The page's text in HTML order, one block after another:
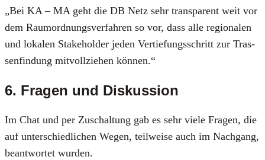
„Bei KA – MA geht die DB Netz sehr trans­pa­rent weit vor
dem Raum­ord­nungs­ver­fah­ren so vor, dass alle regio­na­len
und loka­len Stake­hol­der jeden Ver­tie­fungs­schritt zur Tras­
sen­fin­dung mit­voll­zie­hen kön­nen.“
6. Fragen und Diskussion
Im Chat und per Zuschal­tung gab es sehr vie­le Fra­gen, die
auf unter­schied­li­chen Wegen, teil­wei­se auch im Nach­gang,
beant­wor­tet wur­den.